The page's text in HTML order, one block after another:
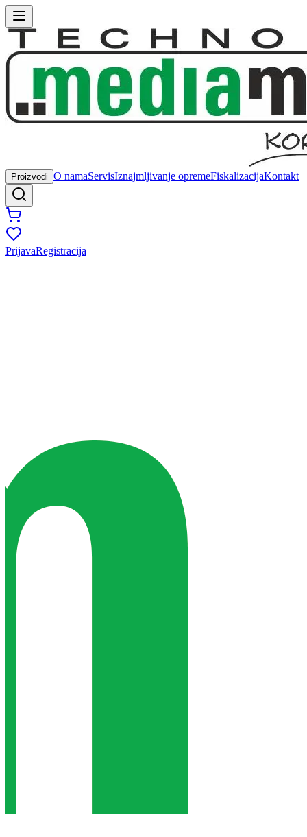
Proizvodi O namaServisIznajmljivanje opremeFiskalizacijaKontakt
PrijavaRegistracija